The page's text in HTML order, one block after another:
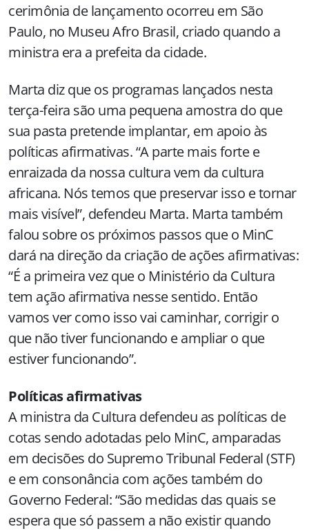
cerimônia de lançamento ocorreu em São
Paulo, no Museu Afro Brasil, criado quando a
ministra era a prefeita da cidade.
Marta diz que os programas lançados nesta
terça-feira são uma pequena amostra do que
sua pasta pretende implantar, em apoio às
políticas afirmativas. “A parte mais forte e
enraizada da nossa cultura vem da cultura
africana. Nós temos que preservar isso e tornar
mais visível”, defendeu Marta. Marta também
falou sobre os próximos passos que o MinC
dará na direção da criação de ações afirmativas:
“É a primeira vez que o Ministério da Cultura
tem ação afirmativa nesse sentido. Então
vamos ver como isso vai caminhar, corrigir o
que não tiver funcionando e ampliar o que
estiver funcionando”.
Políticas afirmativas
A ministra da Cultura defendeu as políticas de
cotas sendo adotadas pelo MinC, amparadas
em decisões do Supremo Tribunal Federal (STF)
e em consonância com ações também do
Governo Federal: “São medidas das quais se
espera que só passem a não existir quando